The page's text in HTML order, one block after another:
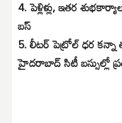
4.పెళ్లిళ్లు, ఇతర
బస్
5.లీటర్ పెట్రోల్ ధర కన్నా
హైదరాబాద్ సిటీ బస్సుల్లో